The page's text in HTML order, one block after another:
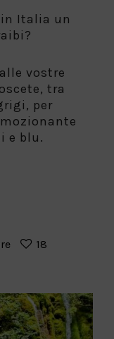
in Italia un
vostre
tra
per
e blu.
18